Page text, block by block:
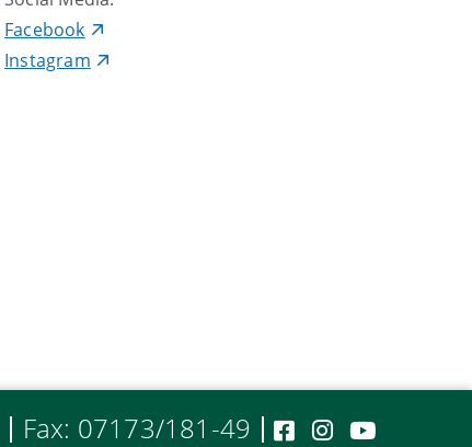
Facebook
Instagram
Fax: 07173/181-49